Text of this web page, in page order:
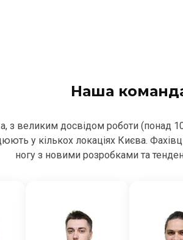
Наша
з великим досвідом роботи (понад
у кількох локаціях Києва.
ногу з новими розробками та